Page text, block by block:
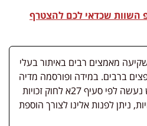
השוות שכדאי לכם להצטרף
מאמצים רבים באיתור בעלי
ברבים. במידה ופורסמה מדיה
שבעליה אינו ידוע, השימוש נעשה לפי סעיף 27א לחוק זכויות
ניתן לפנות אלינו לצורך הוספת